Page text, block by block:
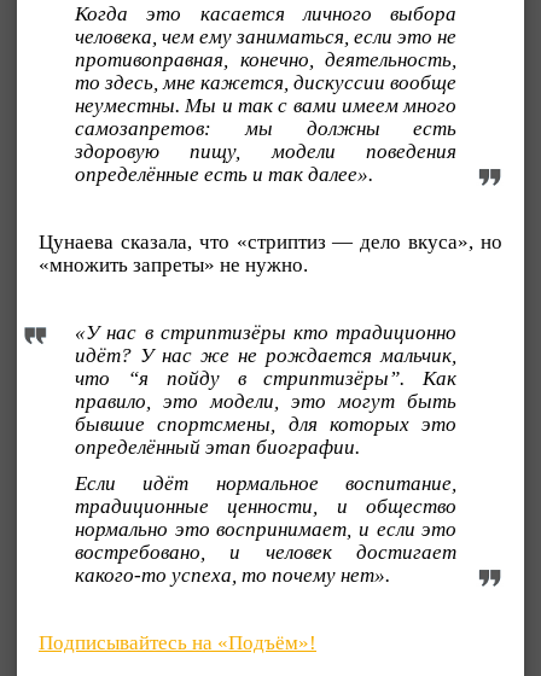
Когда это касается личного выбора
человека, чем ему заниматься, если это не
противоправная, конечно, деятельность,
то здесь, мне кажется, дискуссии вообще
неуместны. Мы и так с вами имеем много
самозапретов: мы должны есть
здоровую пищу, модели поведения
определённые есть и так далее».
Цунаева сказала, что «стриптиз — дело вкуса», но
«множить запреты» не нужно.
«У нас в стриптизёры кто традиционно
идёт? У нас же не рождается мальчик,
что “я пойду в стриптизёры”. Как
правило, это модели, это могут быть
бывшие спортсмены, для которых это
определённый этап биографии.
Если идёт нормальное воспитание,
традиционные ценности, и общество
нормально это воспринимает, и если это
востребовано, и человек достигает
какого-то успеха, то почему нет».
Подписывайтесь на «Подъём»!